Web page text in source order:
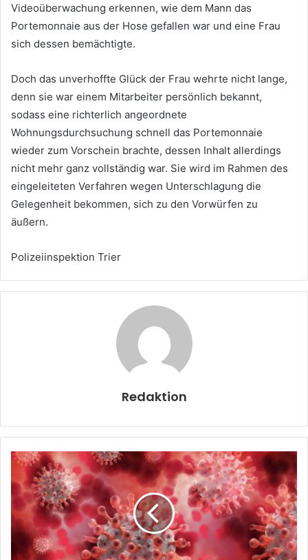
Videoüberwachung erkennen, wie dem Mann das
Portemonnaie aus der Hose gefallen war und eine Frau
sich dessen bemächtigte.
Doch das unverhoffte Glück der Frau wehrte nicht lange,
denn sie war einem Mitarbeiter persönlich bekannt,
sodass eine richterlich angeordnete
Wohnungsdurchsuchung schnell das Portemonnaie
wieder zum Vorschein brachte, dessen Inhalt allerdings
nicht mehr ganz vollständig war. Sie wird im Rahmen des
eingeleiteten Verfahren wegen Unterschlagung die
Gelegenheit bekommen, sich zu den Vorwürfen zu
äußern.
Polizeiinspektion Trier
Redaktion